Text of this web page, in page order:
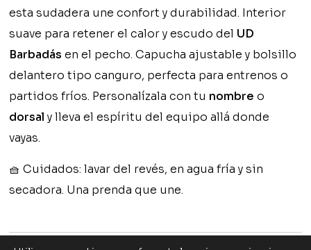
esta sudadera une confort y durabilidad. Interior
suave para retener el calor y escudo del UD
Barbadás en el pecho. Capucha ajustable y bolsillo
delantero tipo canguro, perfecta para entrenos o
partidos fríos. Personalízala con tu nombre o
dorsal y lleva el espíritu del equipo allá donde
vayas.
🧺Cuidados: lavar del revés, en agua fría y sin
secadora. Una prenda que une.